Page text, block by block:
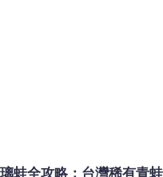
蛙全攻略：台灣稀有青